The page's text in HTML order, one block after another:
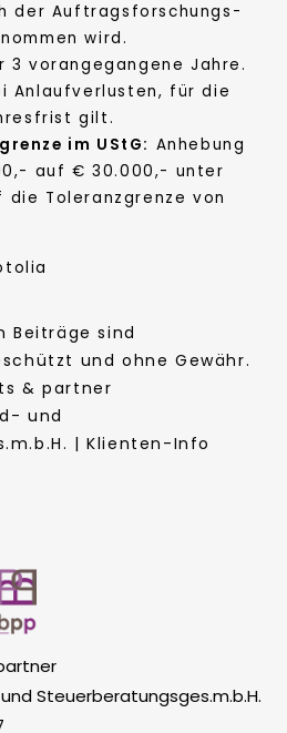
der Auftragsforschungs-
wird.
3 vorangegangene Jahre.
Anlaufverlusten, für die
gilt.
im UStG: Anhebung
auf € 30.000,- unter
die Toleranzgrenze von
Beiträge sind
und ohne Gewähr.
& partner
und
| Klienten-Info
Steuerberatungsges.m.b.H.